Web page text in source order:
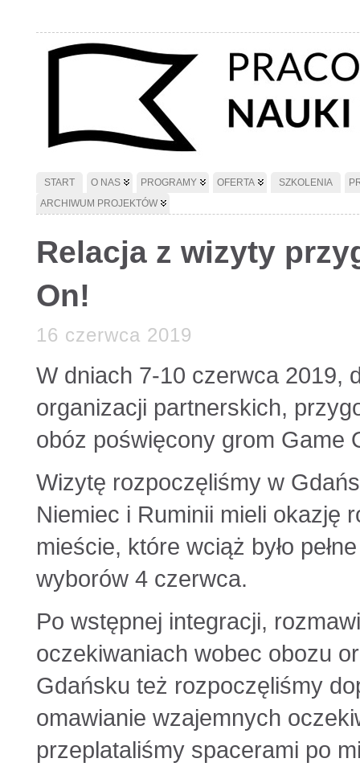
START O NAS PROGRAMY OFERTA SZKOLENIA
ARCHIWUM PROJEKTÓW
Relacja z wizyty
On!
16 czerwca 2019
W dniach 7-10 czerwca 2019,
organizacji partnerskich,
obóz poświęcony grom Game
Wizytę rozpoczęliśmy w
Niemiec i Ruminii mieli okazję
mieście, które wciąż było
wyborów 4 czerwca.
Po wstępnej integracji,
oczekiwaniach wobec obozu
Gdańsku też rozpoczęliśmy
omawianie wzajemnych
przeplataliśmy spacerami po